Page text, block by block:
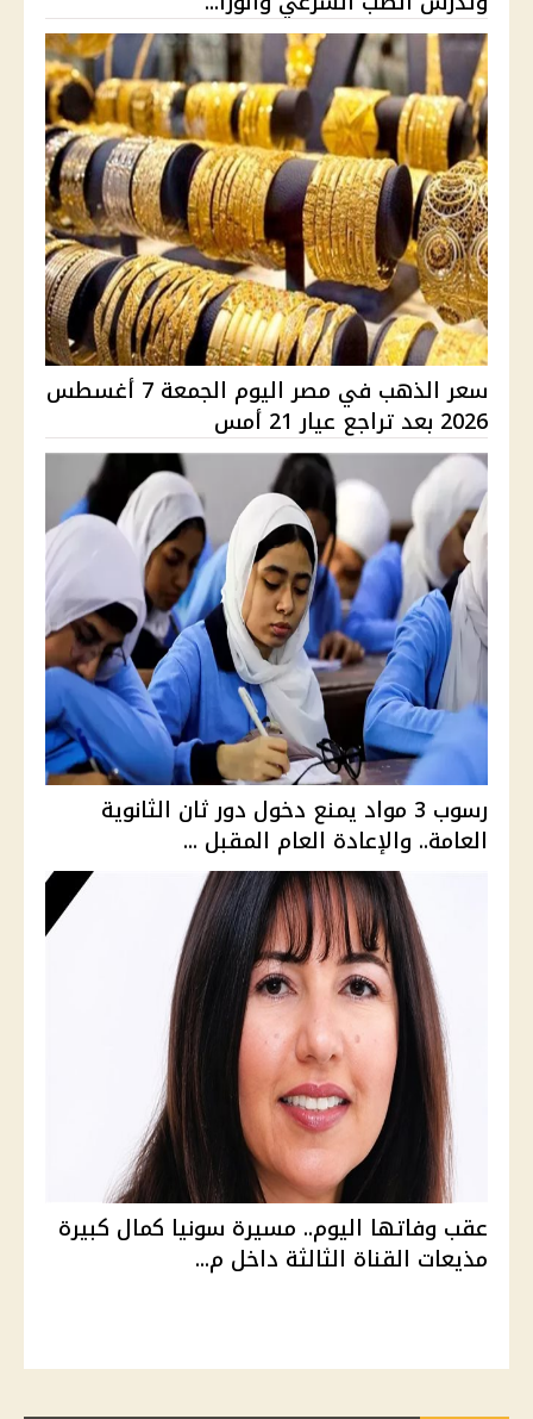
سعر الذهب في مصر اليوم الجمعة 7 أغسطس
2026 بعد تراجع عيار 21 أمس
رسوب 3 مواد يمنع دخول دور ثان الثانوية
العامة.. والإعادة العام المقبل ...
عقب وفاتها اليوم.. مسيرة سونيا كمال كبيرة
مذيعات القناة الثالثة داخل م...